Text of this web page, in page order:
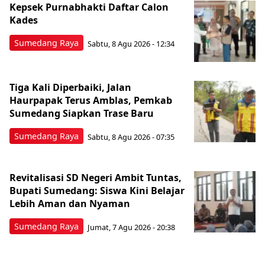
Sumedang Raya
Kepsek Purnabhakti Daftar Calon
Kades
Sabtu, 8 Agu 2026 - 12:34
Sumedang Raya
Tiga Kali Diperbaiki, Jalan
Haurpapak Terus Amblas, Pemkab
Sumedang Siapkan Trase Baru
Sabtu, 8 Agu 2026 - 07:35
Sumedang Raya
Revitalisasi SD Negeri Ambit Tuntas,
Bupati Sumedang: Siswa Kini Belajar
Lebih Aman dan Nyaman
Jumat, 7 Agu 2026 - 20:38